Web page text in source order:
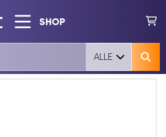
SHOP
ALLE